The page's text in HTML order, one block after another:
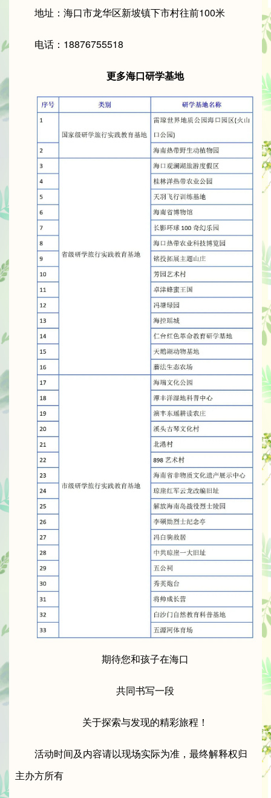
地址：海口市龙华区新坡镇下市村往前100米
电话：18876755518
更多海口研学基地
期待您和孩子在海口
共同书写一段
关于探索与发现的精彩旅程！
活动时间及内容请以现场实际为准，最终解释权归
主办方所有